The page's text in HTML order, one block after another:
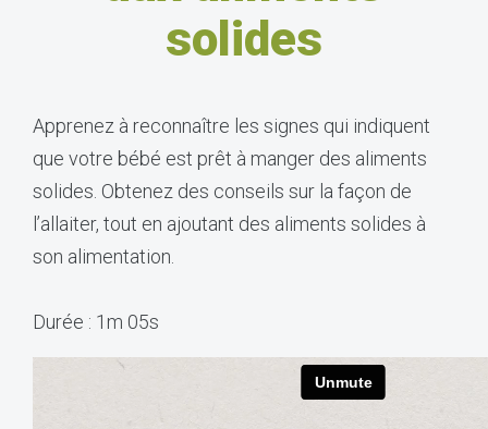
solides
Apprenez à reconnaître les signes qui indiquent
que votre bébé est prêt à manger des aliments
solides. Obtenez des conseils sur la façon de
l’allaiter, tout en ajoutant des aliments solides à
son alimentation.
Durée : 1m 05s